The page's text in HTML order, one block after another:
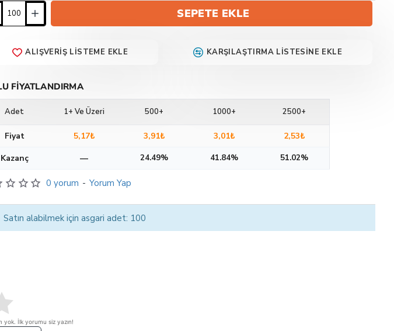
0 yorum - Yorum Yap
SEPETE EKLE
ALIŞVERIŞ LISTEME EKLE KARŞILAŞTIRMA LISTESINE EKLE
Satın alabilmek için asgari adet: 100
FIYATLANDIRMA
Adet 1+ Ve Üzeri 500+ 1000+ 2500+
Fiyat 5,17₺ 3,91₺ 3,01₺
2,53₺
Kazanç
— 24.49% 41.84% 51.02%
İlk yorumu siz yazın!